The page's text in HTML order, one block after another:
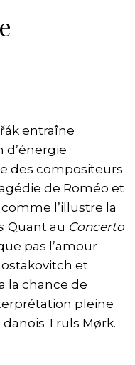
entraîne
d’énergie
des compositeurs
de Roméo et
l’illustre la
. Quant au Concerto
pas l’amour
et
la chance de
pleine
Truls Mørk.